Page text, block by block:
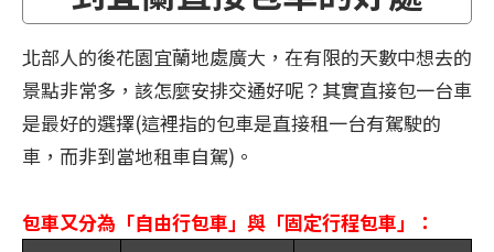
北部人的後花園宜蘭地處廣大，在有限的天數中想去的
景點非常多，該怎麼安排交通好呢？其實直接包一台車
是最好的選擇(這裡指的包車是直接租一台有駕駛的
車，而非到當地租車自駕)。
包車又分為「自由行包車」與「固定行程包車」：